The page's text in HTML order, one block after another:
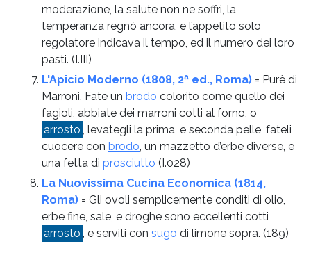
moderazione, la salute non ne soffri, la
temperanza regnò ancora, e l’appetito solo
regolatore indicava il tempo, ed il numero dei loro
pasti. (I.III)
L'Apicio Moderno (1808, 2ª ed., Roma) = Purè di
Marroni. Fate un brodo colorito come quello dei
fagioli, abbiate dei marroni cotti al forno, o
arrosto , levategli la prima, e seconda pelle, fateli
cuocere con brodo, un mazzetto d’erbe diverse, e
una fetta di prosciutto (I.028)
La Nuovissima Cucina Economica (1814,
Roma) = Gli ovoli semplicemente conditi di olio,
erbe fine, sale, e droghe sono eccellenti cotti
arrosto , e serviti con sugo di limone sopra. (189)